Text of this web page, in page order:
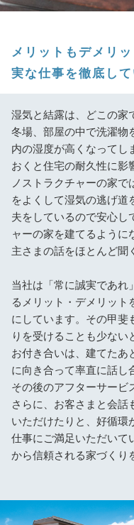
メリットもデメリ
実な仕事を徹底して
湿気と結露は、どこの家
冬場、部屋の中で洗濯物
内の湿度が高くなってし
おくと住宅の耐久性に影
ノストラクチャーの家
をよくして湿気の逃げ
夫をしているので安心し
ャーの家を建てるよう
主さまの話をほとんど聞
当社は「常に誠実であれ
るメリット・デメリット
にしています。その甲斐
りを受けることも少な
お付き合いは、建てたあ
に向き合って率直に話し
その後のアフターサービ
さらに、お客さまと会話
いただけたりと、好循環
仕事にご満足いただいて
から信頼される家づくり